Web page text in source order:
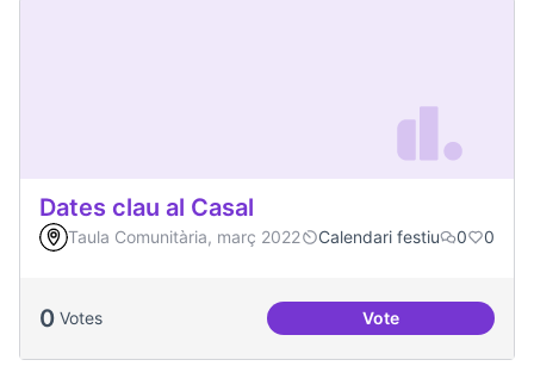
Dates clau al Casal
Taula Comunitària, març 2022 Calendari festiu 0 0
0 Votes VoteDates clau al Casal